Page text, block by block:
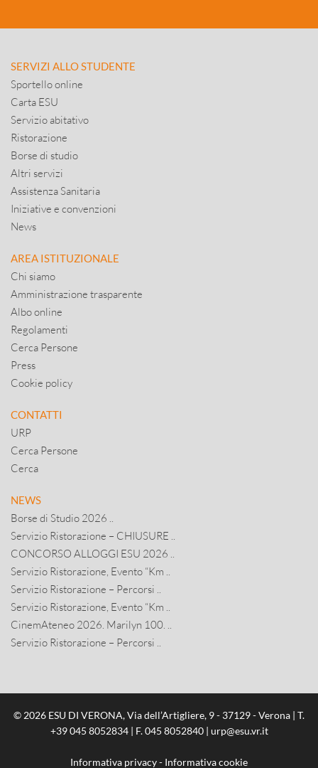
SERVIZI ALLO STUDENTE
Sportello online
Carta ESU
Servizio abitativo
Ristorazione
Borse di studio
Altri servizi
Assistenza Sanitaria
Iniziative e convenzioni
News
AREA ISTITUZIONALE
Chi siamo
Amministrazione trasparente
Albo online
Regolamenti
Cerca Persone
Press
Cookie policy
CONTATTI
URP
Cerca Persone
Cerca
NEWS
Borse di Studio 2026 ..
Servizio Ristorazione – CHIUSURE ..
CONCORSO ALLOGGI ESU 2026 ..
Servizio Ristorazione, Evento “Km ..
Servizio Ristorazione – Percorsi ..
Servizio Ristorazione, Evento “Km ..
CinemAteneo 2026. Marilyn 100. ..
Servizio Ristorazione – Percorsi ..
© 2026 ESU DI VERONA, Via dell’Artigliere, 9 - 37129 - Verona | T.
+39 045 8052834| F. 045 8052840 | urp@esu.vr.it
Informativa privacy- Informativa cookie